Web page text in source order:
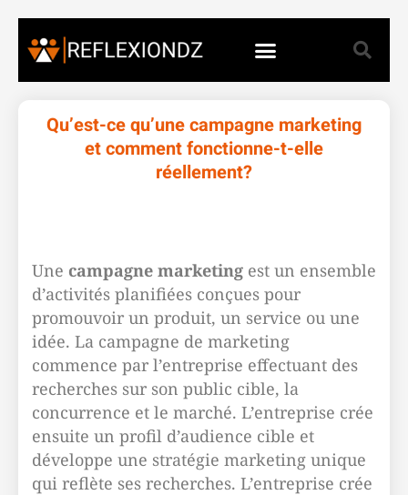
Qu’est-ce qu’une campagne marketing
et comment fonctionne-t-elle
réellement?
Une campagne marketing est un ensemble
d’activités planifiées conçues pour
promouvoir un produit, un service ou une
idée. La campagne de marketing
commence par l’entreprise effectuant des
recherches sur son public cible, la
concurrence et le marché. L’entreprise crée
ensuite un profil d’audience cible et
développe une stratégie marketing unique
qui reflète ses recherches. L’entreprise crée